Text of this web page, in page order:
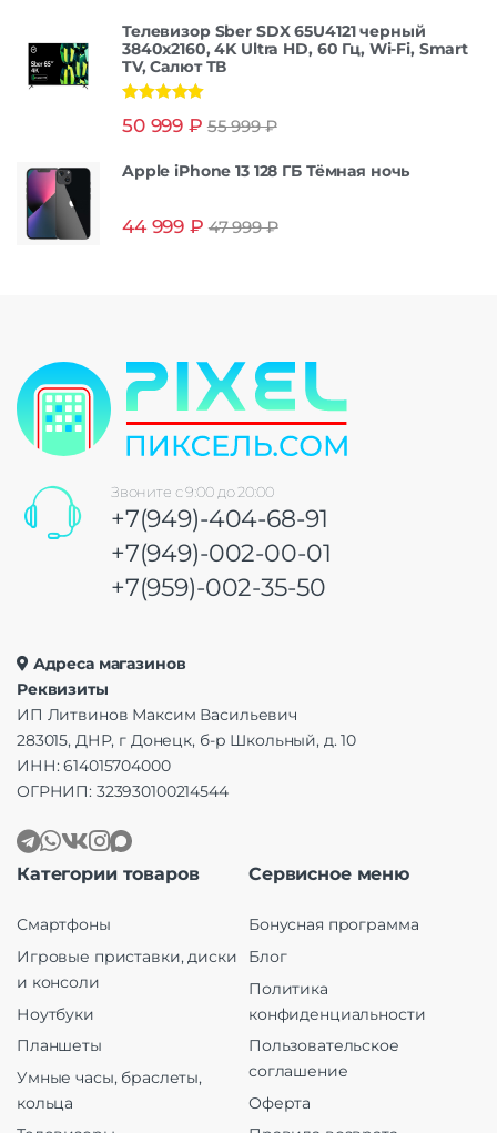
Телевизор Sber SDX 65U4121 черный
3840x2160, 4K Ultra HD, 60 Гц, Wi-Fi, Smart
TV, Салют ТВ
из 5
50 999 ₽ 55 999₽
Apple iPhone 13 128 ГБ Тёмная ночь
44 999 ₽ 47 999₽
Звоните с 9:00 до 20:00
+7(949)-404-68-91
+7(949)-002-00-01
+7(959)-002-35-50
Адреса магазинов
Реквизиты
ИП Литвинов Максим Васильевич
283015, ДНР, г Донецк, б-р Школьный, д. 10
ИНН: 614015704000
ОГРНИП: 323930100214544
Категории товаров
Смартфоны
Игровые приставки, диски
и консоли
Ноутбуки
Планшеты
Умные часы, браслеты,
кольца
Сервисное меню
Бонусная программа
Блог
Политика
конфиденциальности
Пользовательское
соглашение
Оферта